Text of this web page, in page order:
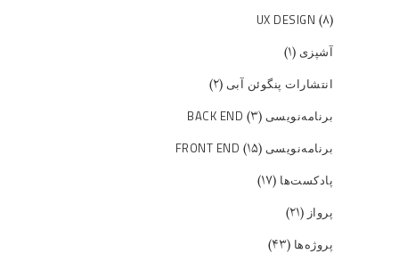
UX DESIGN (۸)
آشپزی (۱)
انتشارات پنگوئن آبی (۲)
برنامه‌نویسی BACK END (۳)
برنامه‌نویسی FRONT END (۱۵)
پادکست‌ها (۱۷)
پرواز (۲۱)
پروژه‌ها (۴۳)